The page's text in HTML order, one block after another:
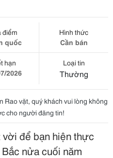
điểm
quốc
Hình thức
Cần bán
hạn
2026
Loại tin
Thường
Rao vặt, quý khách vui lòng không
cho người đăng tin!
để bạn hiện thực
nửa cuối năm